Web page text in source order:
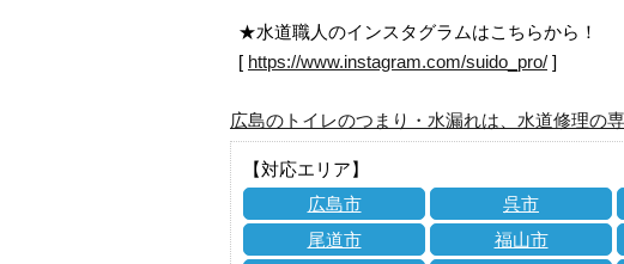
★水道職人のインスタグラムはこちらから！
[ https://www.instagram.com/suido_pro/ ]
広島のトイレのつまり・水漏れは、水道修理の
【対応エリア】
広島市
呉市
尾道市
福山市